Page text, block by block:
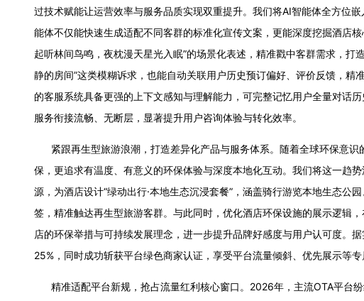
过技术赋能让运营效率与服务品质实现双重提升。我们将AI智能体全方位
能体不仅能快速生成适配不同客群的标准化宣传文案，更能深度挖掘酒店
起听林间鸟鸣，夜枕漫天星光入眠”的场景化表述，精准戳中客群需求，
静的房间”这类模糊诉求，也能自动关联用户历史预订偏好、评价反馈，
的客服系统具备更强的上下文感知与理解能力，可完整记忆用户全量对话
服务衔接流畅、无断层，显著提升用户咨询体验与转化效率。
紧跟再生型旅游浪潮，打造差异化产品与服务体系。随着全球环保意识
保，更追求有温度、有意义的环保体验与深度本地化互动。我们将这一趋
源，为酒店设计“绿动出行·本地生态沉浸套餐”，涵盖骑行游览本地生态
签，精准触达再生型旅游客群。与此同时，优化酒店环保设施的展示逻辑
店的环保举措与可持续发展理念，进一步提升品牌好感度与用户认可度。
25%，同时成功斩获平台绿色商家认证，享受平台流量倾斜、优先展示等
精准适配平台新规，抢占流量红利核心窗口。2026年，主流OTA平台纷